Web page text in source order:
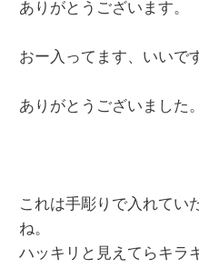
ありがとうございます。
おー入ってます、いいで
ありがとうございました。
これは手彫りで入れてい
ね。
ハッキリと見えてらキラ